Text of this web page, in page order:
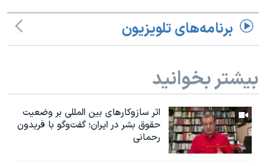
برنامه‌های تلویزیون
بیشتر بخوانید
اثر ساز‌و‌کارهای بین المللی بر وضعیت
حقوق بشر در ایران؛ گفت‌وگو با فریدون
رحمانی